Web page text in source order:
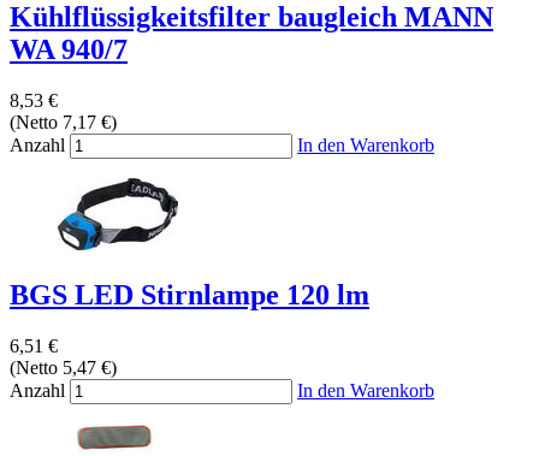
Kühlflüssigkeitsfilter baugleich MANN
WA 940/7
8,53 €
(Netto 7,17 €)
Anzahl
In den Warenkorb
BGS LED Stirnlampe 120 lm
6,51 €
(Netto 5,47 €)
Anzahl
In den Warenkorb